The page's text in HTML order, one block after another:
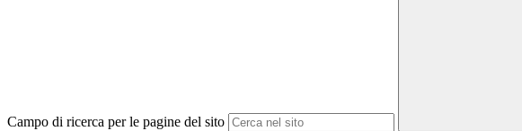
Campo di ricerca per le pagine del sito